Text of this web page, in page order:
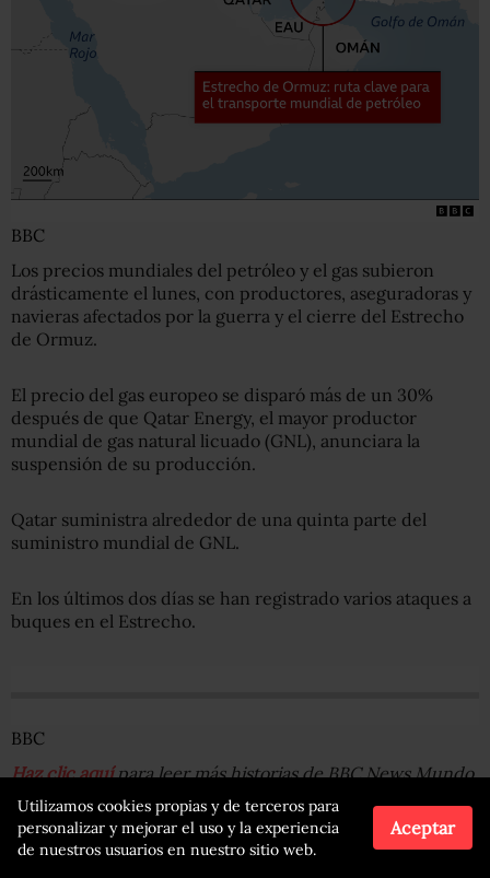
BBC
Los precios mundiales del petróleo y el gas subieron
drásticamente el lunes, con productores, aseguradoras y
navieras afectados por la guerra y el cierre del Estrecho
de Ormuz.
El precio del gas europeo se disparó más de un 30%
después de que Qatar Energy, el mayor productor
mundial de gas natural licuado (GNL), anunciara la
suspensión de su producción.
Qatar suministra alrededor de una quinta parte del
suministro mundial de GNL.
En los últimos dos días se han registrado varios ataques a
buques en el Estrecho.
BBC
Haz clic aquípara leer más historias de BBC News Mundo.
Suscríbete aquía nuestro nuevo newsletter para recibir
cada viernes una selección de nuestro mejor contenido
Utilizamos cookies propias y de terceros para
personalizar y mejorar el uso y la experiencia
de nuestros usuarios en nuestro sitio web.
Aceptar